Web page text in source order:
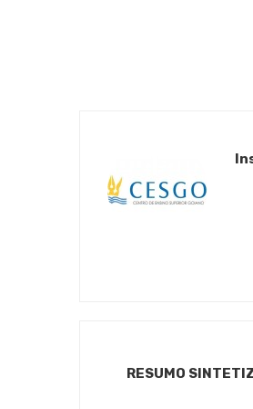
RESUMO